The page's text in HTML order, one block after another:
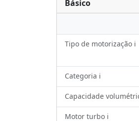
Básico
Tipo de motorização ℹ️
Categoria ℹ️
Capacidade
Motor turbo ℹ️